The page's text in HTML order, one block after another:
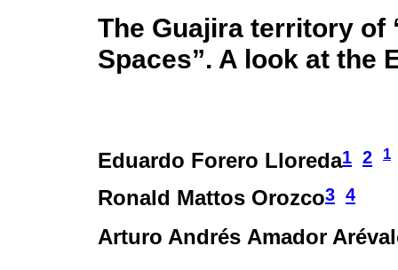
The Guajira territory of
Spaces”. A look at the
Eduardo Forero Lloreda1 2 1
Ronald Mattos Orozco3 4
Arturo Andrés Amador